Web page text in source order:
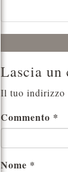
Lascia un
Il tuo indirizzo
Commento *
Nome *